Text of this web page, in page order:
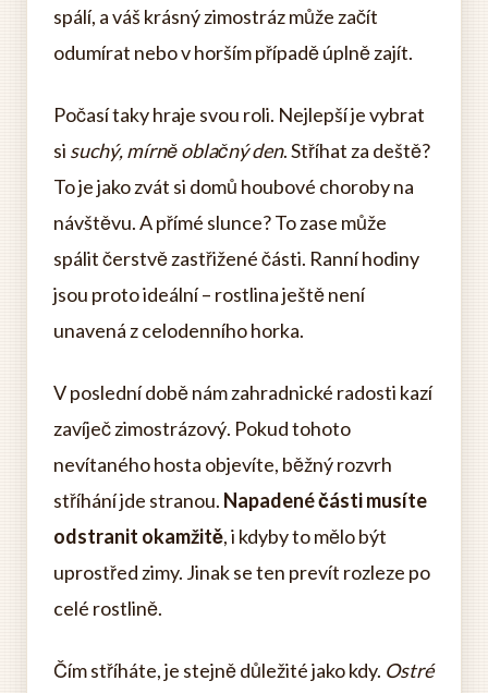
spálí, a váš krásný zimostráz může začít
odumírat nebo v horším případě úplně zajít.
Počasí taky hraje svou roli. Nejlepší je vybrat
si suchý, mírně oblačný den. Stříhat za deště?
To je jako zvát si domů houbové choroby na
návštěvu. A přímé slunce? To zase může
spálit čerstvě zastřižené části. Ranní hodiny
jsou proto ideální – rostlina ještě není
unavená z celodenního horka.
V poslední době nám zahradnické radosti kazí
zavíječ zimostrázový. Pokud tohoto
nevítaného hosta objevíte, běžný rozvrh
stříhání jde stranou. Napadené části musíte
odstranit okamžitě, i kdyby to mělo být
uprostřed zimy. Jinak se ten prevít rozleze po
celé rostlině.
Čím stříháte, je stejně důležité jako kdy. Ostré